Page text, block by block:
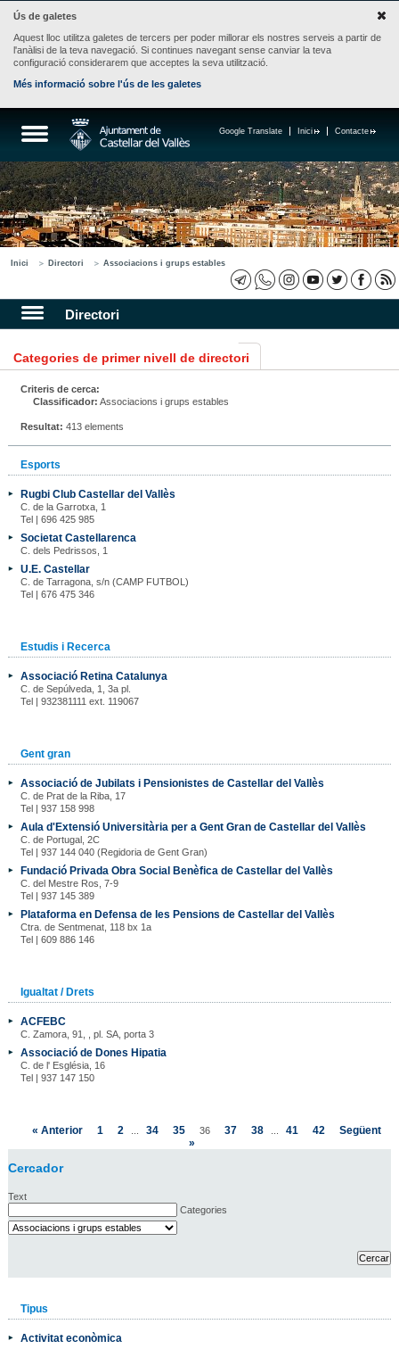
Ús de galetes
Aquest lloc utilitza galetes de tercers per poder millorar els nostres serveis a partir de
l'anàlisi de la teva navegació. Si continues navegant sense canviar la teva
configuració considerarem que acceptes la seva utilització.
Més informació sobre l'ús de les galetes
Contacte
Inici
Google Translate
Inici Directori Associacions i grups estables
Directori
Categories de primer nivell de directori
Criteris de cerca:
Classificador: Associacions i grups estables
Resultat: 413 elements
Esports
Rugbi Club Castellar del Vallès
C. de la Garrotxa, 1
Tel | 696 425 985
Societat Castellarenca
C. dels Pedrissos, 1
U.E. Castellar
C. de Tarragona, s/n (CAMP FUTBOL)
Tel | 676 475 346
Estudis i Recerca
Associació Retina Catalunya
C. de Sepúlveda, 1, 3a pl.
Tel | 932381111 ext. 119067
Gent gran
Associació de Jubilats i Pensionistes de Castellar del Vallès
C. de Prat de la Riba, 17
Tel | 937 158 998
Aula d'Extensió Universitària per a Gent Gran de Castellar del Vallès
C. de Portugal, 2C
Tel | 937 144 040 (Regidoria de Gent Gran)
Fundació Privada Obra Social Benèfica de Castellar del Vallès
C. del Mestre Ros, 7-9
Tel | 937 145 389
Plataforma en Defensa de les Pensions de Castellar del Vallès
Ctra. de Sentmenat, 118 bx 1a
Tel | 609 886 146
Igualtat / Drets
ACFEBC
C. Zamora, 91, , pl. SA, porta 3
Associació de Dones Hipatia
C. de l' Església, 16
Tel | 937 147 150
« Anterior 1 2 34 35 36 37 38 41 42
Següent
»
Cercador
Text
Categories
Tipus
Activitat econòmica